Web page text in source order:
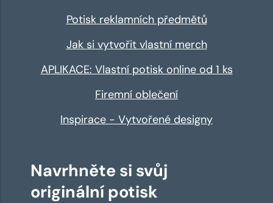
Potisk reklamních předmětů
Jak si vytvořit vlastní merch
APLIKACE: Vlastní potisk online od 1 ks
Firemní oblečení
Inspirace - Vytvořené designy
Navrhněte si svůj
originální potisk